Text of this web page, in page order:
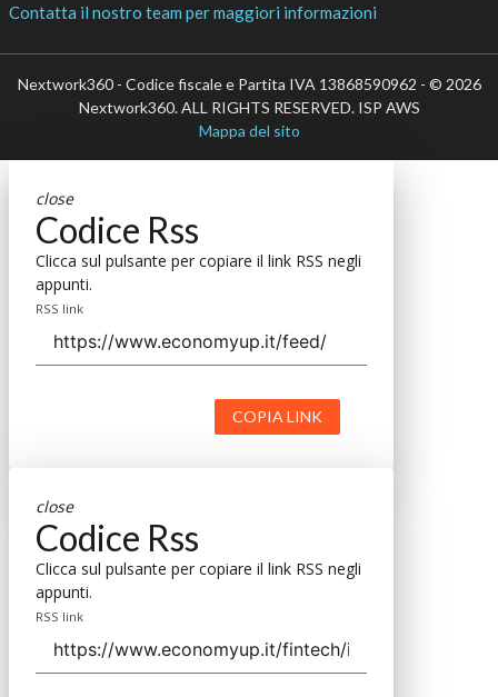
Contatta il nostro team per maggiori informazioni
Nextwork360 - Codice fiscale e Partita IVA 13868590962 - © 2026
Nextwork360. ALL RIGHTS RESERVED. ISP AWS
Mappa del sito
close
Codice Rss
Clicca sul pulsante per copiare il link RSS negli
appunti.
RSS link
COPIA LINK
close
Codice Rss
Clicca sul pulsante per copiare il link RSS negli
appunti.
RSS link